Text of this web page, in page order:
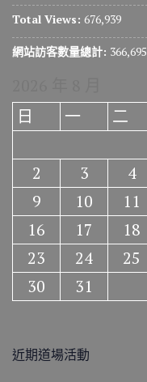
Total Views: 676,939
網站訪客數量總計: 366,695
日
一 二
2
3 4
9
10 11
16
17 18
23
24 25
30
31
近期道場活動